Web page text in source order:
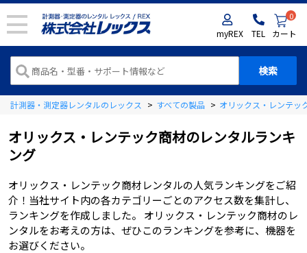
myREX TEL
0
カート
計測器・測定器レンタルのレックス > すべての製品 > オリックス・レンテッ
オリックス・レンテック商材のレンタルランキ
ング
オリックス・レンテック商材レンタルの人気ランキングをご紹
介！当社サイト内の各カテゴリーごとのアクセス数を集計し、
ランキングを作成しました。 オリックス・レンテック商材のレ
ンタルをお考えの方は、ぜひこのランキングを参考に、機器を
お選びください。